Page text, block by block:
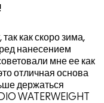
как скоро зима,
нанесением
мне ее как
отличная основа
держаться
WATERWEIGHT